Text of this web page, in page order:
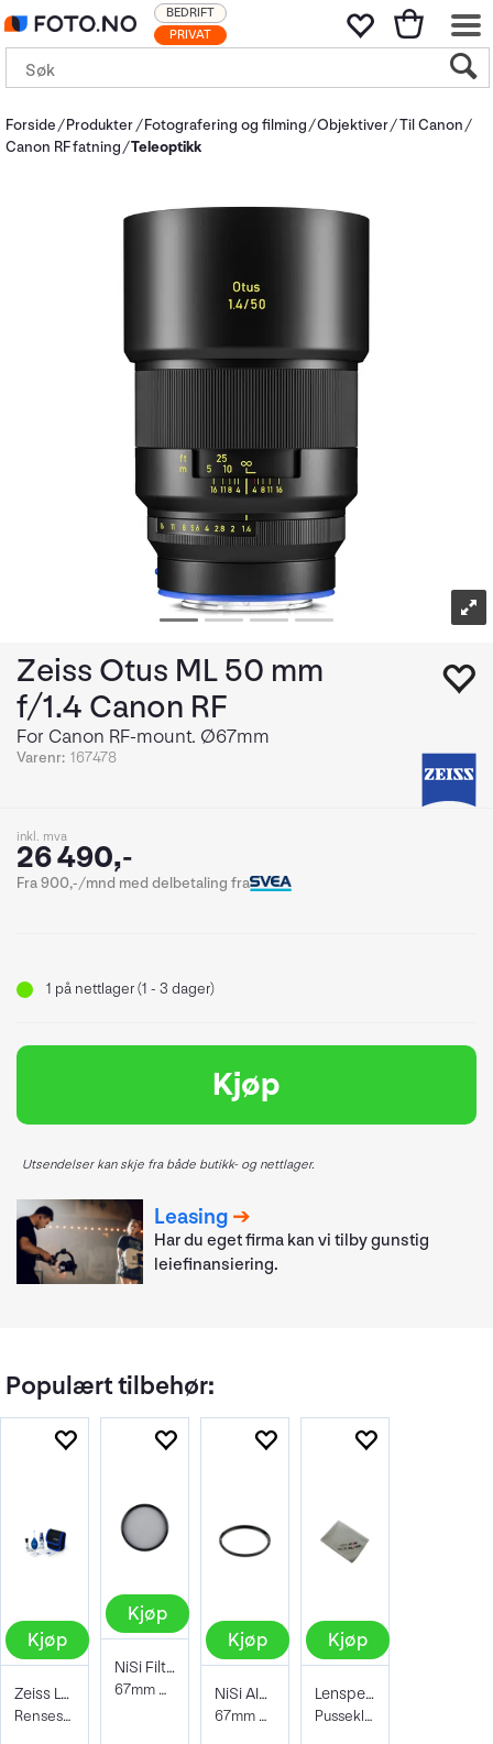
PRIVAT
BEDRIFT
Forside Produkter Fotografering og filming Objektiver Til Canon
Canon RF fatning
Teleoptikk
Zeiss Otus ML 50 mm
f/1.4 Canon RF
For Canon RF-mount. Ø67mm
Varenr: 167478
inkl. mva
26 490,-
Fra 900,-/mnd med delbetaling fra
1 på nettlager (1 - 3 dager)
Kjøp
Utsendelser kan skje fra både butikk- og nettlager.
Leasing
Har du eget firma kan vi tilby gunstig
leiefinansiering.
Populært tilbehør:
Kjøp
Zeiss Lens Cleaning Kit
Rensesett for objektiv og kamera
Kjøp
NiSi Filter Circ Polarizer True Color 67
67mm Pro Nano Pola Filter
Kjøp
NiSi AIR Protector Filter 67mm
67mm Beskyttelsesfilter
Kjøp
Lenspen Photo Microklear Cloth
Pusseklut i microfiber